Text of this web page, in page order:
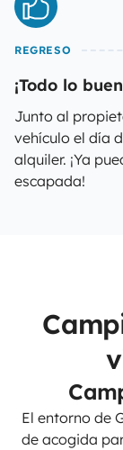
REGRESO
¡Todo lo
Junto al
vehículo el día
alquiler. ¡Ya
escapada!
El entorno de
de acogida